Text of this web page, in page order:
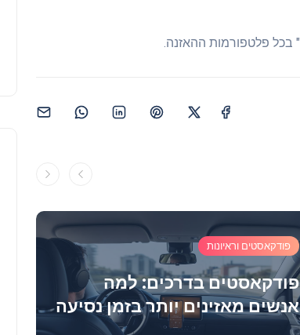
פודקאסטים וראיונות
פודקאסטים בדרכים: למה
אנשים מאזינים יותר בזמן נסיעה